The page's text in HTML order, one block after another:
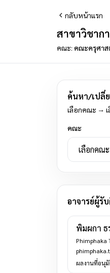
กลับหน้าแรก
สาขาวิชาก
คณะ: คณะครุศาส
ค้นหา/เปลี่
เลือกคณะ →
คณะ
อาจารย์ผู้รั
พิมผกา ธ
Phimphaka
ผลงานที่อนุมั